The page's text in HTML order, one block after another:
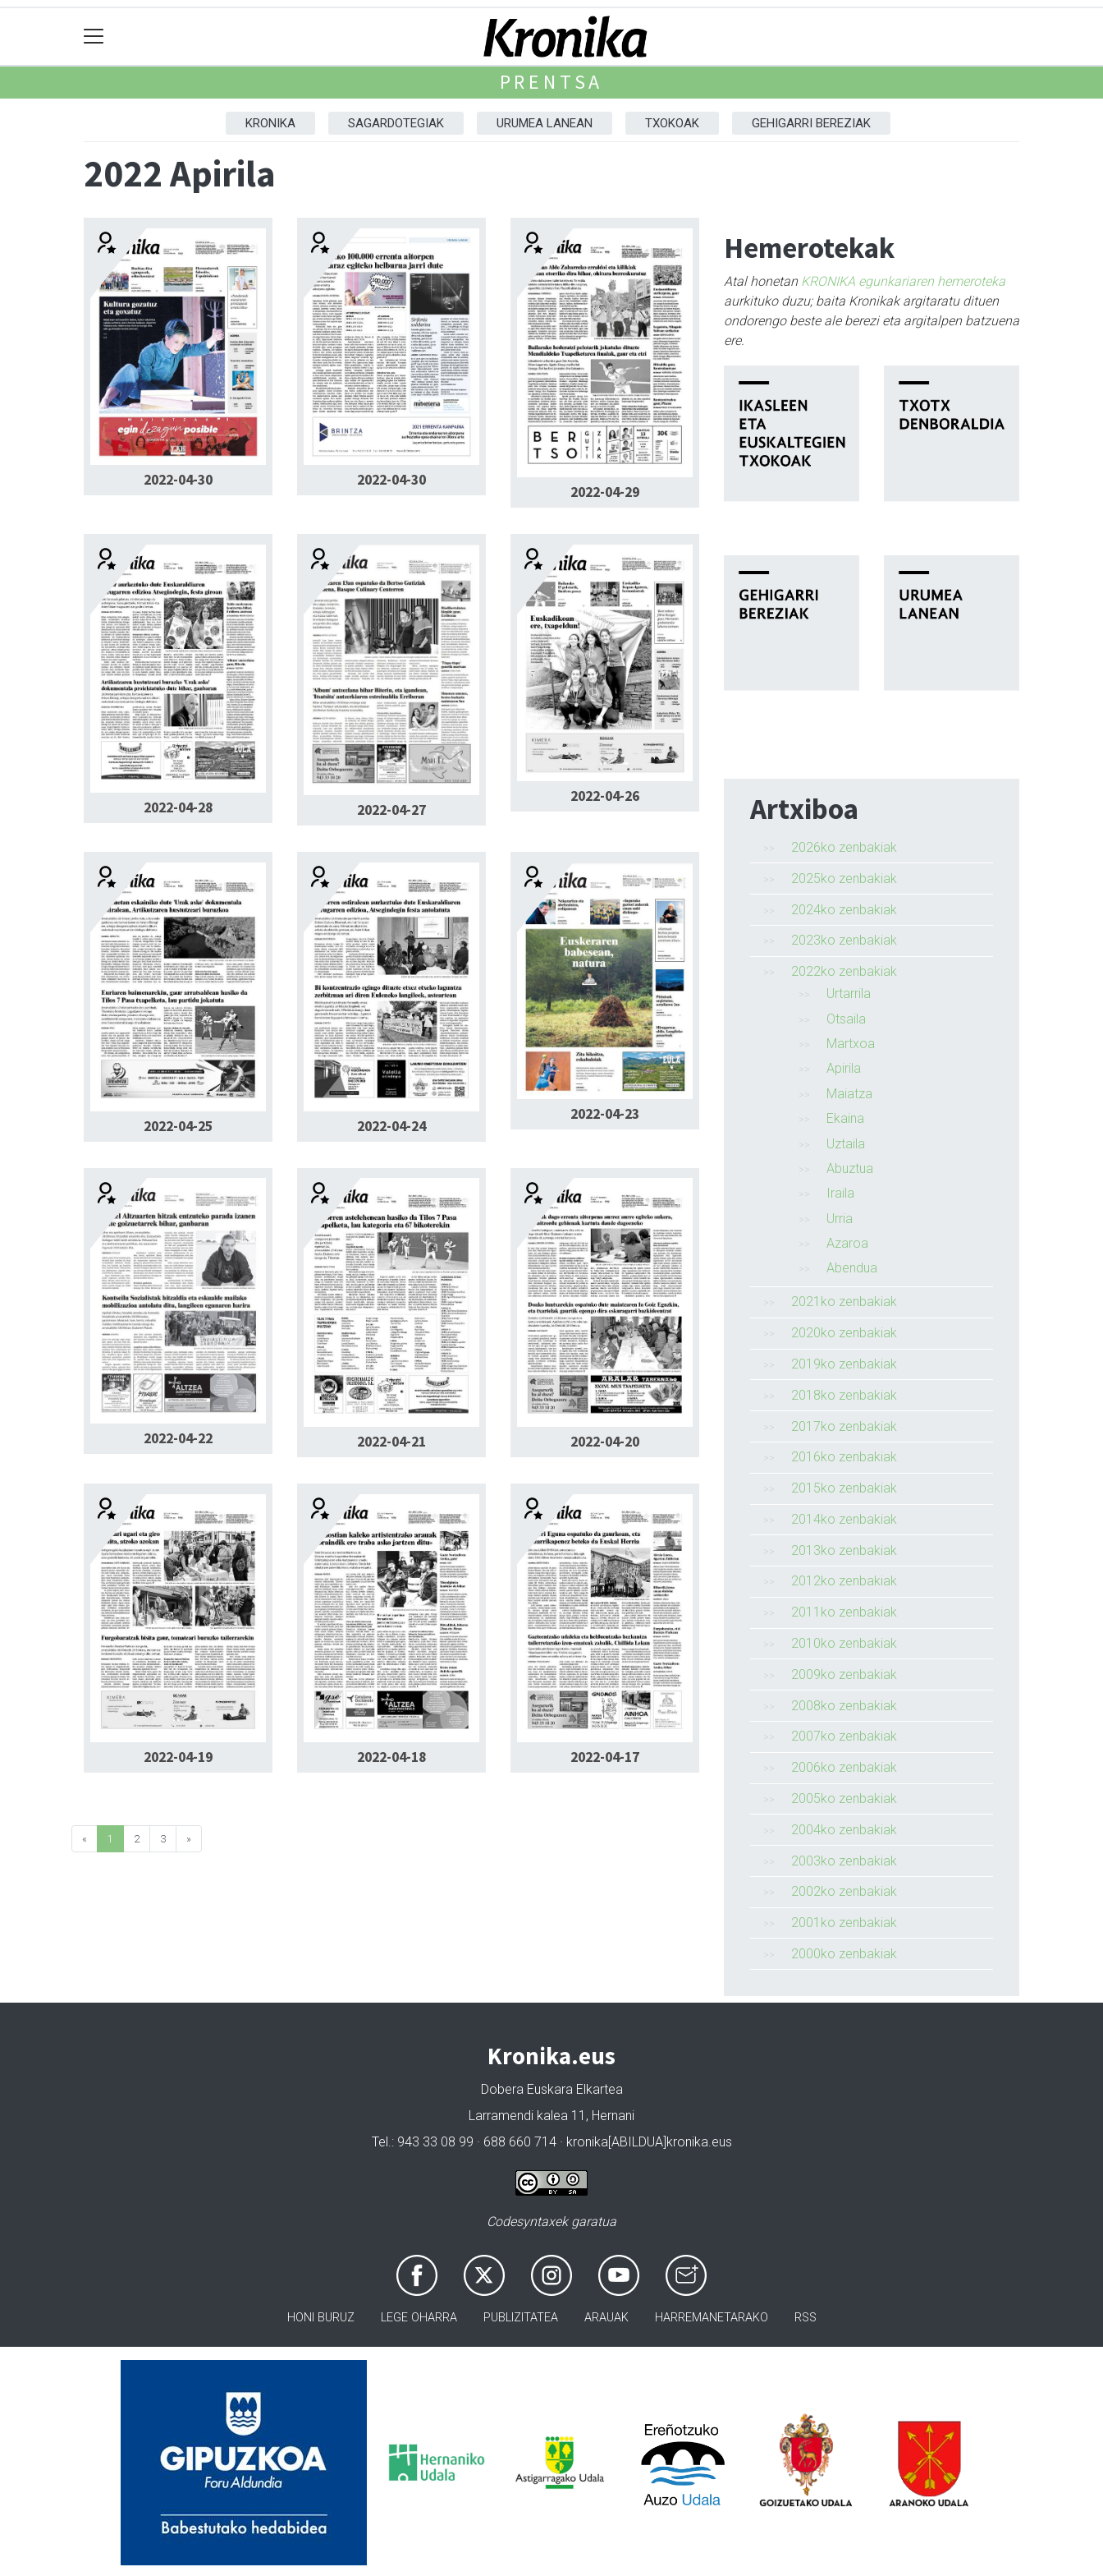
PRENTSA
KRONIKA SAGARDOTEGIAK URUMEA LANEAN TXOKOAK GEHIGARRI BEREZIAK
2022 Apirila
2022-04-30 2022-04-30
2022-04-29
2022-04-28 2022-04-27
2022-04-26
2022-04-25 2022-04-24
2022-04-23
2022-04-22 2022-04-21 2022-04-20
2022-04-19 2022-04-18 2022-04-17
« 1 2 3 »
Hemerotekak
Atal honetan KRONIKA egunkariaren hemeroteka
aurkituko duzu; baita Kronikak argitaratu dituen
ondorengo beste ale berezi eta argitalpen batzuena
ere.
Artxiboa
2026ko zenbakiak
2025ko zenbakiak
2024ko zenbakiak
2023ko zenbakiak
2022ko zenbakiak
Urtarrila
Otsaila
Martxoa
Apirila
Maiatza
Ekaina
Uztaila
Abuztua
Iraila
Urria
Azaroa
Abendua
2021ko zenbakiak
2020ko zenbakiak
2019ko zenbakiak
2018ko zenbakiak
2017ko zenbakiak
2016ko zenbakiak
2015ko zenbakiak
2014ko zenbakiak
2013ko zenbakiak
2012ko zenbakiak
2011ko zenbakiak
2010ko zenbakiak
2009ko zenbakiak
2008ko zenbakiak
2007ko zenbakiak
2006ko zenbakiak
2005ko zenbakiak
2004ko zenbakiak
2003ko zenbakiak
2002ko zenbakiak
2001ko zenbakiak
2000ko zenbakiak
Kronika.eus
Dobera Euskara Elkartea
Larramendi kalea 11, Hernani
Tel.: 943 33 08 99 · 688 660 714 · kronika[ABILDUA]kronika.eus
Codesyntaxek garatua
HONI BURUZ LEGE OHARRA PUBLIZITATEA ARAUAK HARREMANETARAKO RSS